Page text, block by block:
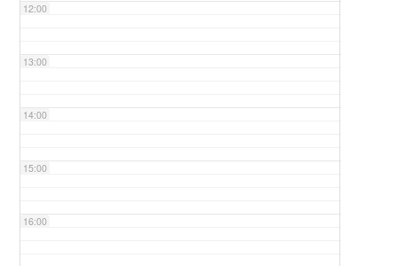
12:00
13:00
14:00
15:00
16:00